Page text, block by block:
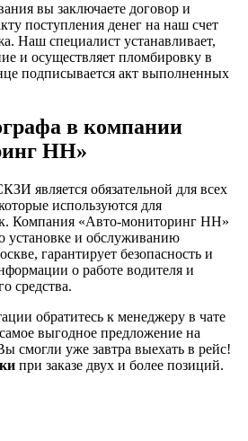
вы заключаете договор и
поступления денег на наш счет
Наш специалист устанавливает,
и осуществляет пломбировку в
подписывается акт выполненных
в компании
НН»
является обязательной для всех
используются для
Компания «Авто-мониторинг НН»
установке и обслуживанию
гарантирует безопасность и
о работе водителя и
средства.
обратитесь к менеджеру в чате
выгодное предложение на
смогли уже завтра выехать в рейс!
при заказе двух и более позиций.